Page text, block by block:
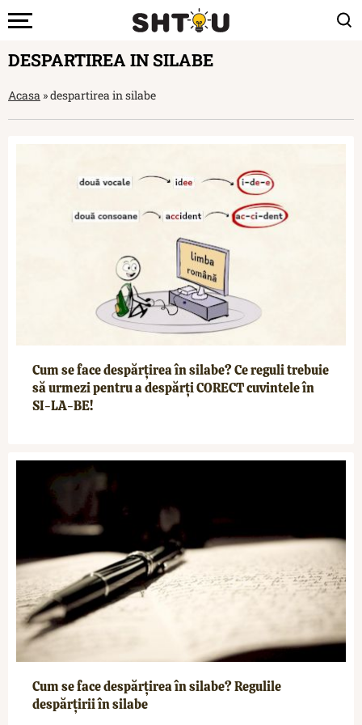
DESPARTIREA IN SILABE
Acasa »despartirea in silabe
Cum se face despărțirea în silabe? Ce reguli trebuie
să urmezi pentru a despărți CORECT cuvintele în
SI-LA-BE!
Cum se face despărțirea în silabe? Regulile
despărțirii în silabe